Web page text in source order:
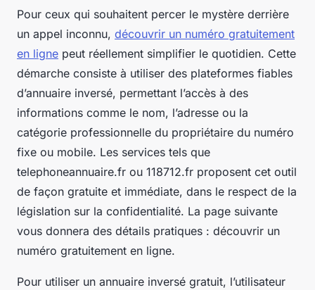
Pour ceux qui souhaitent percer le mystère derrière
un appel inconnu, découvrir un numéro gratuitement
en ligne peut réellement simplifier le quotidien. Cette
démarche consiste à utiliser des plateformes fiables
d’annuaire inversé, permettant l’accès à des
informations comme le nom, l’adresse ou la
catégorie professionnelle du propriétaire du numéro
fixe ou mobile. Les services tels que
telephoneannuaire.fr ou 118712.fr proposent cet outil
de façon gratuite et immédiate, dans le respect de la
législation sur la confidentialité. La page suivante
vous donnera des détails pratiques : découvrir un
numéro gratuitement en ligne.
Pour utiliser un annuaire inversé gratuit, l’utilisateur